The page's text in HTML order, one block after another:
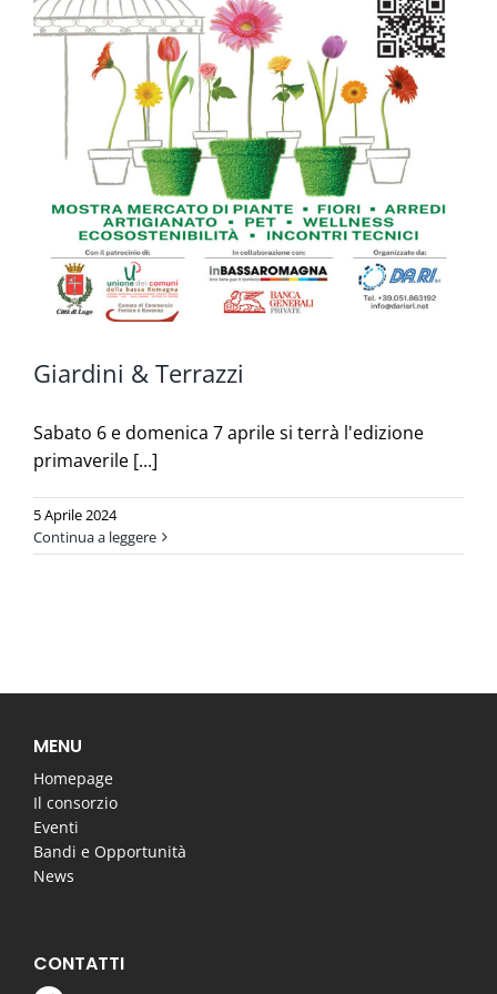
Giardini & Terrazzi
Sabato 6 e domenica 7 aprile si terrà l'edizione
primaverile [...]
5 Aprile 2024
Continua a leggere
MENU
Homepage
Il consorzio
Eventi
Bandi e Opportunità
News
CONTATTI